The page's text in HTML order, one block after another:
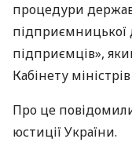
процедури
підприємницької
підприємців»,
Кабінету
Про це
юстиції України.